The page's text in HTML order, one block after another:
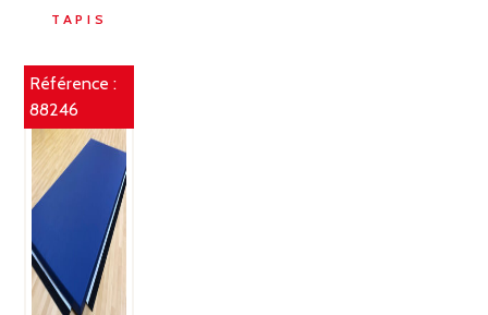
TAPIS
Référence :
88246